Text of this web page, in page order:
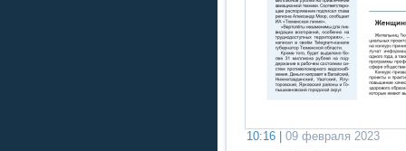
10:16 |
09 февраля 2023